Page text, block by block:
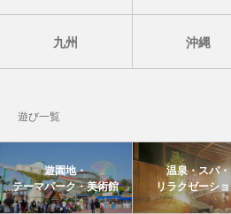
九州 沖縄
遊び一覧
遊園地・
テーマパーク・美術館
温泉・スパ・
リラクゼーシ